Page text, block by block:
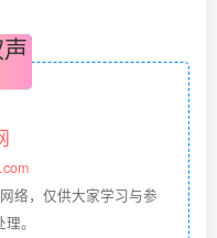
络，仅供大家学习与参
。